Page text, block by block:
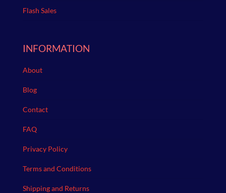
Flash Sales
INFORMATION
About
Blog
Contact
FAQ
Privacy Policy
Terms and Conditions
Shipping and Returns